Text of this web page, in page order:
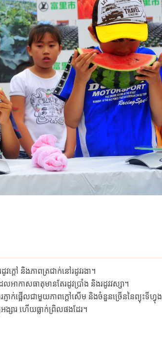
ដៅ និងភាពត្រជាក់នៅរដូវរងា។
កាសធាតុមានតែរដូវប្រាំង និងរដូវវស្សា។
ាក់ផ្អើលជាមួយភាពក្ដៅសើម និងចំនួនច្រើននៃព្យុះទីហ្វុ
ង្សារ ហើយធ្លាក់ព្រិលផងដែរ។